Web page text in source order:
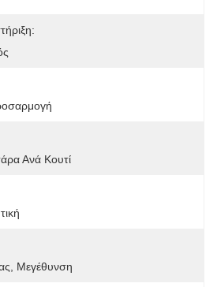
Ανά Κουτί
Μεγέθυνση